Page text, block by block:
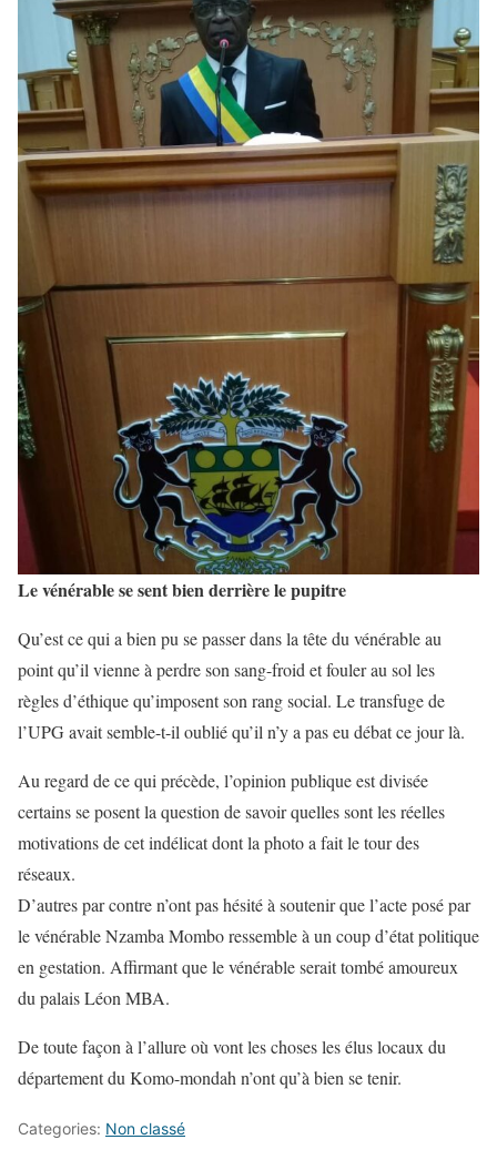
Le vénérable se sent bien derrière le pupitre
Qu’est ce qui a bien pu se passer dans la tête du vénérable au
point qu’il vienne à perdre son sang-froid et fouler au sol les
règles d’éthique qu’imposent son rang social. Le transfuge de
l’UPG avait semble-t-il oublié qu’il n’y a pas eu débat ce jour là.
Au regard de ce qui précède, l’opinion publique est divisée
certains se posent la question de savoir quelles sont les réelles
motivations de cet indélicat dont la photo a fait le tour des
réseaux.
D’autres par contre n’ont pas hésité à soutenir que l’acte posé par
le vénérable Nzamba Mombo ressemble à un coup d’état politique
en gestation. Affirmant que le vénérable serait tombé amoureux
du palais Léon MBA.
De toute façon à l’allure où vont les choses les élus locaux du
département du Komo-mondah n’ont qu’à bien se tenir.
Categories: Non classé